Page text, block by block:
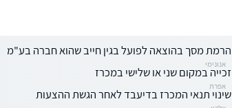
הרמת מסך בהוצאה לפועל בגין חייב שהוא חברה בע"מ
אנונימי
זכייה במקום שני או שלישי במכרז
אפרת
שינוי תנאי המכרז בדיעבד לאחר הגשת ההצעות